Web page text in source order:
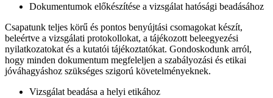
Dokumentumok előkészítése a vizsgálat hatósági beadásához
Csapatunk teljes körű és pontos benyújtási csomagokat készít,
beleértve a vizsgálati protokollokat, a tájékozott beleegyezési
nyilatkozatokat és a kutatói tájékoztatókat. Gondoskodunk arról,
hogy minden dokumentum megfeleljen a szabályozási és etikai
jóváhagyáshoz szükséges szigorú követelményeknek.
Vizsgálat beadása a helyi etikához